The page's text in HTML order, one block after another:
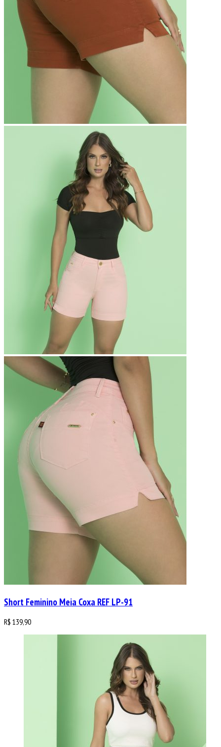
Short Feminino Meia Coxa REF LP-91
R$ 139,90